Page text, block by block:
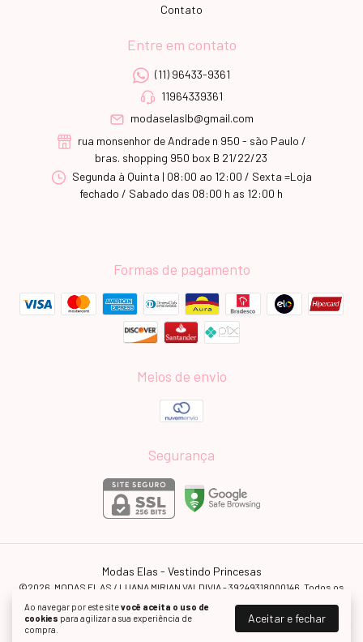
Ao navegar por este sitevocê aceita o uso de
cookies para agilizar a sua experiência de
compra.
Aceitar e fechar
Contato
Entre em contato
(11) 96433-9361
11964339361
modaselaslb@gmail.com
rua monsenhor de Andrade n 950 - são Paulo /
bras. shopping 950 box B 21/22/23
Segunda à Quinta | 08:00 ao 12:00 / Sexta =Loja
fechado / Sabado das 08:00 h as 12:00 h
Formas de pagamento
Meios de envio
Segurança
Modas Elas - Vestindo Princesas
©2026. MODAS ELAS / LUANA MIRIAN VALDIVIA - 39249318000146. Todos os